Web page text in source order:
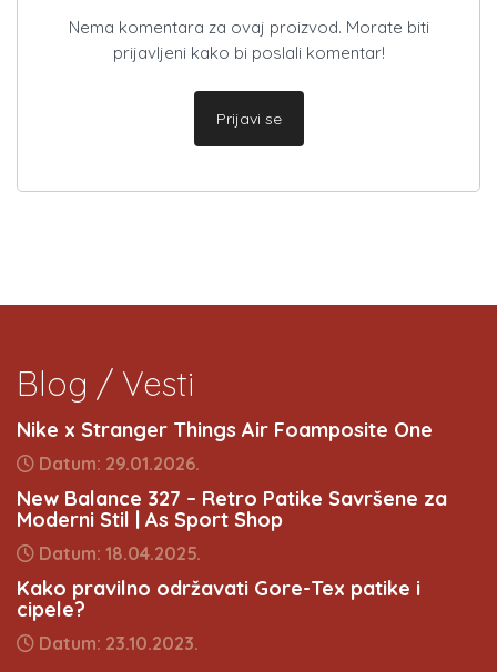
Nema komentara za ovaj proizvod. Morate biti
prijavljeni kako bi poslali komentar!
Prijavi se
Blog / Vesti
Nike x Stranger Things Air Foamposite One
Datum: 29.01.2026.
New Balance 327 – Retro Patike Savršene za
Moderni Stil | As Sport Shop
Datum: 18.04.2025.
Kako pravilno održavati Gore-Tex patike i
cipele?
Datum: 23.10.2023.